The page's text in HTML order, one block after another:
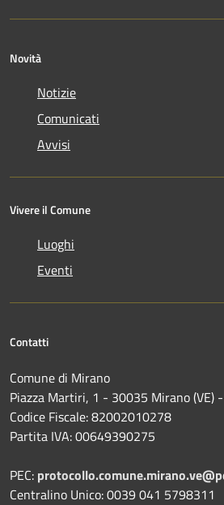
Novità
Notizie
Comunicati
Avvisi
Vivere il Comune
Luoghi
Eventi
Contatti
Comune di Mirano
Piazza Martiri, 1 - 30035 Mirano (VE)
Codice Fiscale: 82002010278
Partita IVA: 00649390275
PEC:
Centralino Unico: 0039 041 5798311